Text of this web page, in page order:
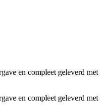
en compleet geleverd met
en compleet geleverd met